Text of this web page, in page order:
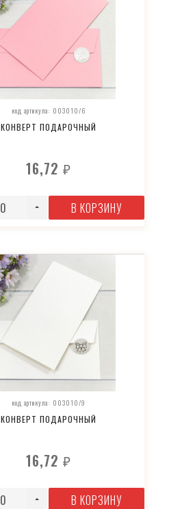
код артикула: 003010/6
КОНВЕРТ ПОДАРОЧНЫЙ
16,72₽
В КОРЗИНУ
код артикула: 003010/9
КОНВЕРТ ПОДАРОЧНЫЙ
16,72₽
В КОРЗИНУ